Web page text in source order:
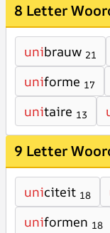
8 Letter
unibrauw 21
uniforme 17
unitaire 13
9 Letter
uniciteit 18
uniformen 18